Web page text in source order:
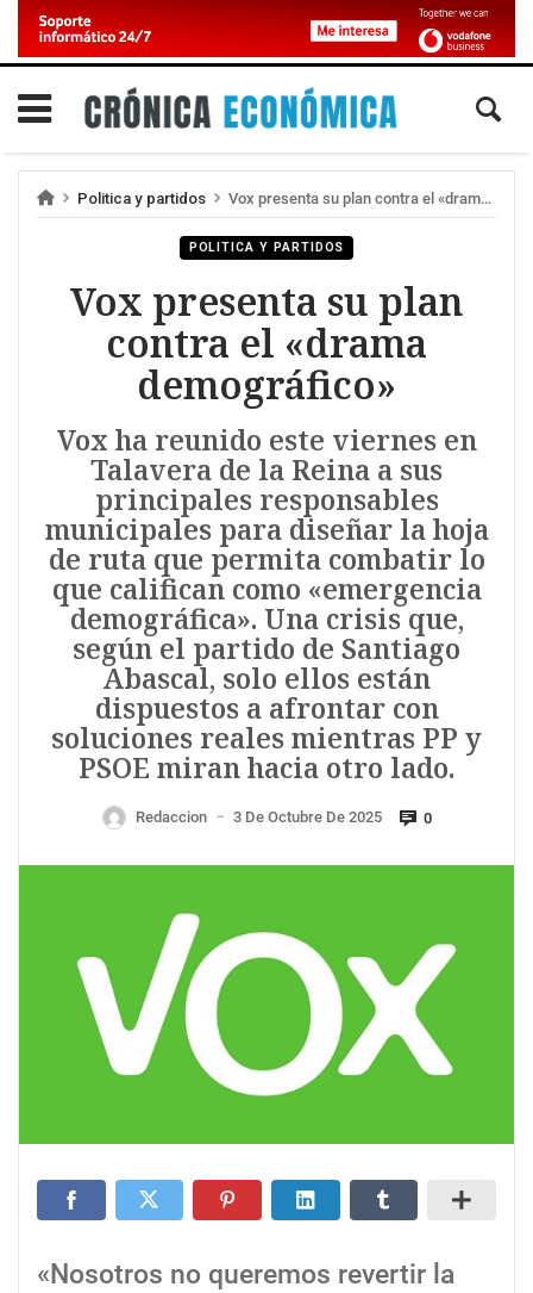
Politica y partidos Vox presenta su plan contra el «drama demográfico»
POLITICA Y PARTIDOS
Vox presenta su plan
contra el «drama
demográfico»
Vox ha reunido este viernes en
Talavera de la Reina a sus
principales responsables
municipales para diseñar la hoja
de ruta que permita combatir lo
que califican como «emergencia
demográfica». Una crisis que,
según el partido de Santiago
Abascal, solo ellos están
dispuestos a afrontar con
soluciones reales mientras PP y
PSOE miran hacia otro lado.
Redaccion — 3 De Octubre De 2025 0
«Nosotros no queremos revertir la